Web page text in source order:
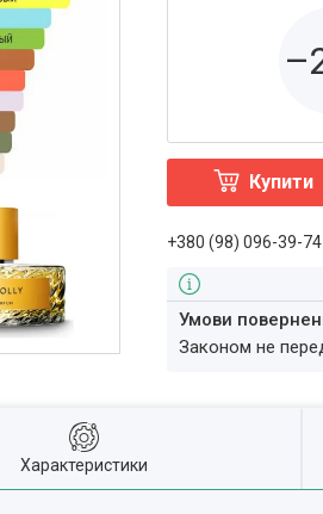
Купити
+380 (98) 096-39-74
Законом не
Характеристики